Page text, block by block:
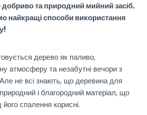
добриво та природний мийний засіб.
найкращі способи використання
дерево як паливо,
атмосферу та незабутні вечори з
не всі знають, що деревина для
і благородний матеріал, що
його спалення корисні.